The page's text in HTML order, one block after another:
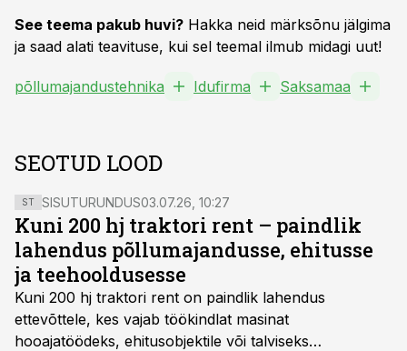
See teema pakub huvi? Hakka neid märksõnu jälgima
ja saad alati teavituse, kui sel teemal ilmub midagi uut!
põllumajandustehnika Idufirma Saksamaa
SEOTUD LOOD
ST SISUTURUNDUS03.07.26, 10:27
Kuni 200 hj traktori rent – paindlik
lahendus põllumajandusse, ehitusse
ja teehooldusesse
Kuni 200 hj traktori rent on paindlik lahendus
ettevõttele, kes vajab töökindlat masinat
hooajatöödeks, ehitusobjektile või talviseks